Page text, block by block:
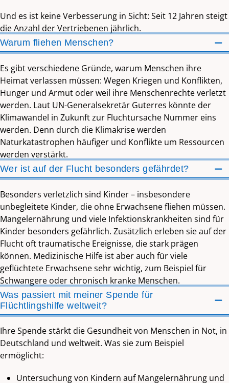
Und es ist keine Verbesserung in Sicht: Seit 12 Jahren steigt
die Anzahl der Vertriebenen jährlich.
Warum fliehen Menschen?
Es gibt verschiedene Gründe, warum Menschen ihre
Heimat verlassen müssen: Wegen Kriegen und Konflikten,
Hunger und Armut oder weil ihre Menschenrechte verletzt
werden. Laut UN-Generalsekretär Guterres könnte der
Klimawandel in Zukunft zur Fluchtursache Nummer eins
werden. Denn durch die Klimakrise werden
Naturkatastrophen häufiger und Konflikte um Ressourcen
werden verstärkt.
Wer ist auf der Flucht besonders gefährdet?
Besonders verletzlich sind Kinder – insbesondere
unbegleitete Kinder, die ohne Erwachsene fliehen müssen.
Mangelernährung und viele Infektionskrankheiten sind für
Kinder besonders gefährlich. Zusätzlich erleben sie auf der
Flucht oft traumatische Ereignisse, die stark prägen
können. Medizinische Hilfe ist aber auch für viele
geflüchtete Erwachsene sehr wichtig, zum Beispiel für
Schwangere oder chronisch kranke Menschen.
Was passiert mit meiner Spende für
Flüchtlingshilfe weltweit?
Ihre Spende stärkt die Gesundheit von Menschen in Not, in
Deutschland und weltweit. Was sie zum Beispiel
ermöglicht:
Untersuchung von Kindern auf Mangelernährung und